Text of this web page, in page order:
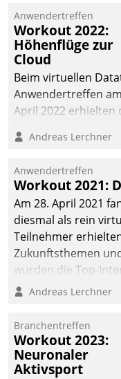
Mammutprojekte
meistern und
wuppen – bei
anspruchsvollen
Aufgaben und
abnehmendem
Anwendertreffen
Workout 2022:
Höhenflüge zur
Cloud
Beim virtuellen
Anwendertreffen
April 2022 erhielten
Teilnehmer
Cloud-Strategien und
Lösungen mit
Zukunftspotenzial.
Andreas Lerchner
Anwendertreffen
Workout 2021:
Am 28. April 2021
diesmal als rein
Teilnehmer
Zukunftsthemen
wurden die Top-
Andreas Lerchner
Branchentreffen
Workout 2023:
Neuronaler
Aktivsport